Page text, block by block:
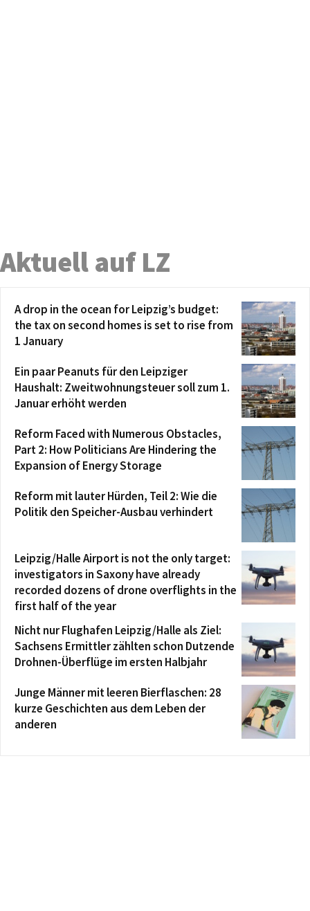
Aktuell auf LZ
A drop in the ocean for Leipzig’s budget:
the tax on second homes is set to rise from
1 January
Ein paar Peanuts für den Leipziger
Haushalt: Zweitwohnungsteuer soll zum 1.
Januar erhöht werden
Reform Faced with Numerous Obstacles,
Part 2: How Politicians Are Hindering the
Expansion of Energy Storage
Reform mit lauter Hürden, Teil 2: Wie die
Politik den Speicher-Ausbau verhindert
Leipzig/Halle Airport is not the only target:
investigators in Saxony have already
recorded dozens of drone overflights in the
first half of the year
Nicht nur Flughafen Leipzig/Halle als Ziel:
Sachsens Ermittler zählten schon Dutzende
Drohnen-Überflüge im ersten Halbjahr
Junge Männer mit leeren Bierflaschen: 28
kurze Geschichten aus dem Leben der
anderen